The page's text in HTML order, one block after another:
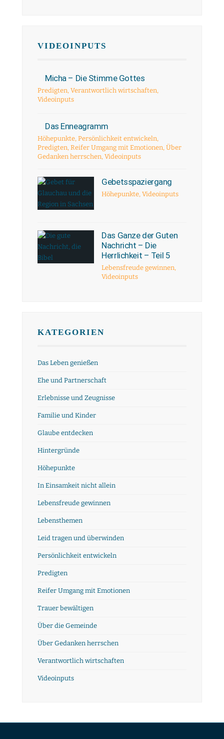
VIDEOINPUTS
Micha – Die Stimme Gottes
Predigten, Verantwortlich wirtschaften,
Videoinputs
Das Enneagramm
Höhepunkte, Persönlichkeit entwickeln,
Predigten, Reifer Umgang mit Emotionen, Über
Gedanken herrschen, Videoinputs
Gebetsspaziergang
Höhepunkte,Videoinputs
Das Ganze der Guten
Nachricht – Die
Herrlichkeit – Teil 5
Lebensfreude gewinnen,
Videoinputs
KATEGORIEN
Das Leben genießen
Ehe und Partnerschaft
Erlebnisse und Zeugnisse
Familie und Kinder
Glaube entdecken
Hintergründe
Höhepunkte
In Einsamkeit nicht allein
Lebensfreude gewinnen
Lebensthemen
Leid tragen und überwinden
Persönlichkeit entwickeln
Predigten
Reifer Umgang mit Emotionen
Trauer bewältigen
Über die Gemeinde
Über Gedanken herrschen
Verantwortlich wirtschaften
Videoinputs